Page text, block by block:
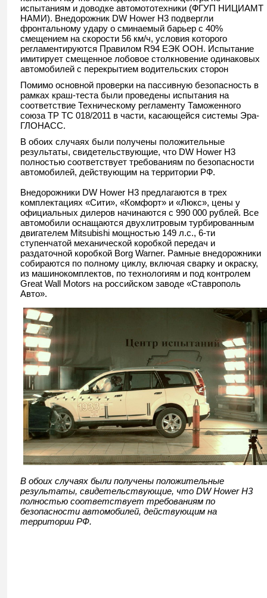
испытаниям и доводке автомототехники (ФГУП НИЦИАМТ
НАМИ). Внедорожник DW Hower H3 подвергли
фронтальному удару о сминаемый барьер с 40%
смещением на скорости 56 км/ч, условия которого
регламентируются Правилом R94 ЕЭК ООН. Испытание
имитирует смещенное лобовое столкновение одинаковых
автомобилей с перекрытием водительских сторон
Помимо основной проверки на пассивную безопасность в
рамках краш-теста были проведены испытания на
соответствие Техническому регламенту Таможенного
союза ТР ТС 018/2011 в части, касающейся системы Эра-
ГЛОНАСС.
В обоих случаях были получены положительные
результаты, свидетельствующие, что DW Hower H3
полностью соответствует требованиям по безопасности
автомобилей, действующим на территории РФ.
Внедорожники DW Hower H3 предлагаются в трех
комплектациях «Сити», «Комфорт» и «Люкс», цены у
официальных дилеров начинаются с 990 000 рублей. Все
автомобили оснащаются двухлитровым турбированным
двигателем Mitsubishi мощностью 149 л.с., 6-ти
ступенчатой механической коробкой передач и
раздаточной коробкой Borg Warner. Рамные внедорожники
собираются по полному циклу, включая сварку и окраску,
из машинокомплектов, по технологиям и под контролем
Great Wall Motors на российском заводе «Ставрополь
Авто».
В обоих случаях были получены положительные
результаты, свидетельствующие, что DW Hower H3
полностью соответствует требованиям по
безопасности автомобилей, действующим на
территории РФ.